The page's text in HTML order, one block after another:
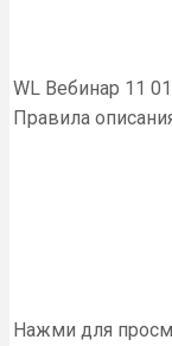
WL Вебинар 11
Правила
Нажми для